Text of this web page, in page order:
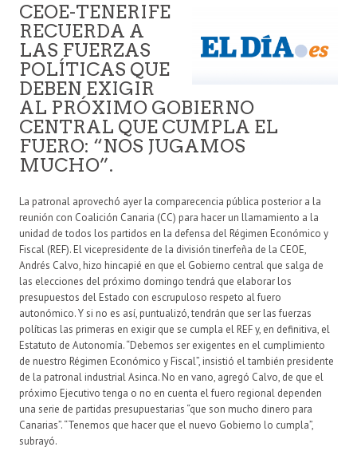
CEOE-TENERIFE
RECUERDA A
LAS FUERZAS
POLÍTICAS QUE
DEBEN EXIGIR
AL PRÓXIMO GOBIERNO
CENTRAL QUE CUMPLA EL
FUERO: “NOS JUGAMOS
MUCHO”.
La patronal aprovechó ayer la comparecencia pública posterior a la
reunión con Coalición Canaria (CC) para hacer un llamamiento a la
unidad de todos los partidos en la defensa del Régimen Económico y
Fiscal (REF). El vicepresidente de la división tinerfeña de la CEOE,
Andrés Calvo, hizo hincapié en que el Gobierno central que salga de
las elecciones del próximo domingo tendrá que elaborar los
presupuestos del Estado con escrupuloso respeto al fuero
autonómico. Y si no es así, puntualizó, tendrán que ser las fuerzas
políticas las primeras en exigir que se cumpla el REF y, en definitiva, el
Estatuto de Autonomía. “Debemos ser exigentes en el cumplimiento
de nuestro Régimen Económico y Fiscal”, insistió el también presidente
de la patronal industrial Asinca. No en vano, agregó Calvo, de que el
próximo Ejecutivo tenga o no en cuenta el fuero regional dependen
una serie de partidas presupuestarias “que son mucho dinero para
Canarias”. “Tenemos que hacer que el nuevo Gobierno lo cumpla”,
subrayó.